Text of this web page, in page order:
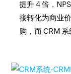
提升 4 倍，
接转化为商业
购，而 CRM